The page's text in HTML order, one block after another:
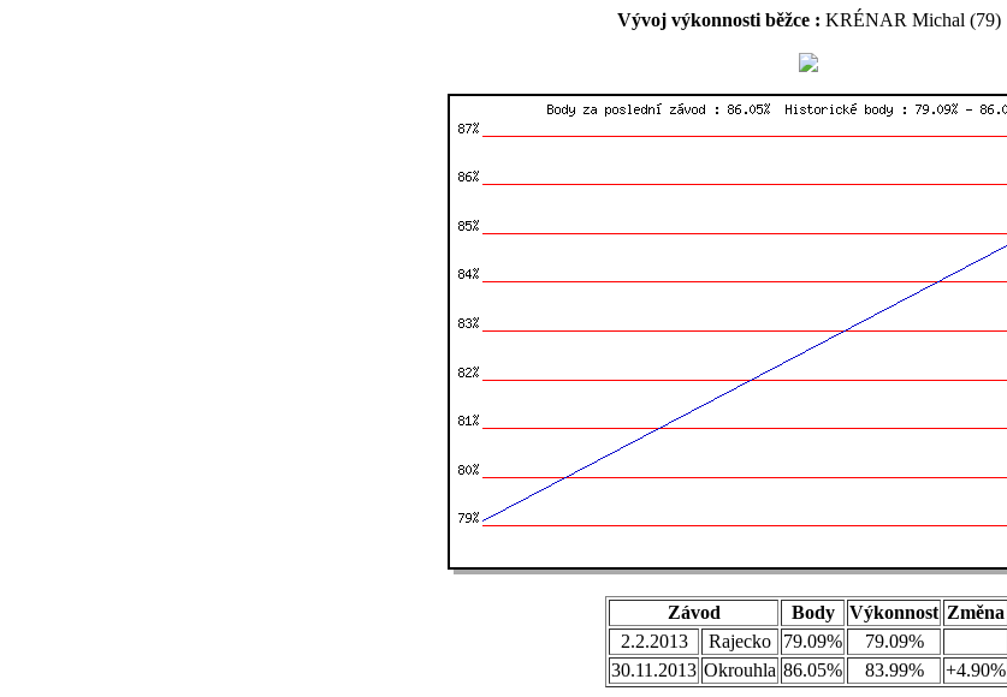
Vývoj výkonnosti běžce : KRÉNAR Michal (79)
Závod Body Výkonnost Změna
2.2.2013
Rajecko 79.09%
79.09%
30.11.2013 Okrouhla 86.05% 83.99% +4.90%